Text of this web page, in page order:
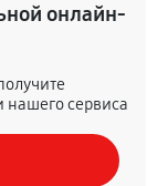
GA-B499YLUZ
онлайн-
нашего сервиса